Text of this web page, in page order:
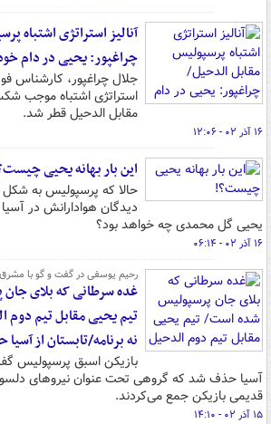
آنالیز استراتژی اشتباه
چراغپور: یحیی در دام
جلال چراغپور، کارشناس
استراتژی اشتباه موجب
مقابل الدحیل قطر شد.
۱۶ آذر ۰۲ - ۱۲:۰۶
این بار بهانه یحیی
حالا که پرسپولیس به
دیدگان هوادارانش در
یحیی گل محمدی چه خواهد بود؟
۱۶ آذر ۰۲ - ۰۶:۱۴
رحیم یوسفی در گفت و گو با
غده سرطانی که بلای
تیم یحیی مقابل تیم
نه برنامه/تابستان از
بازیکن اسبق پرسپولیس
آسیا حذف شد که گروهی تحت عنوان نیروهای
قدیمی بازیکن جمع می‌کردند.
۱۵ آذر ۰۲ - ۱۴:۱۰